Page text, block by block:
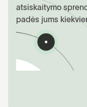
atsiskaitymo
padės jums